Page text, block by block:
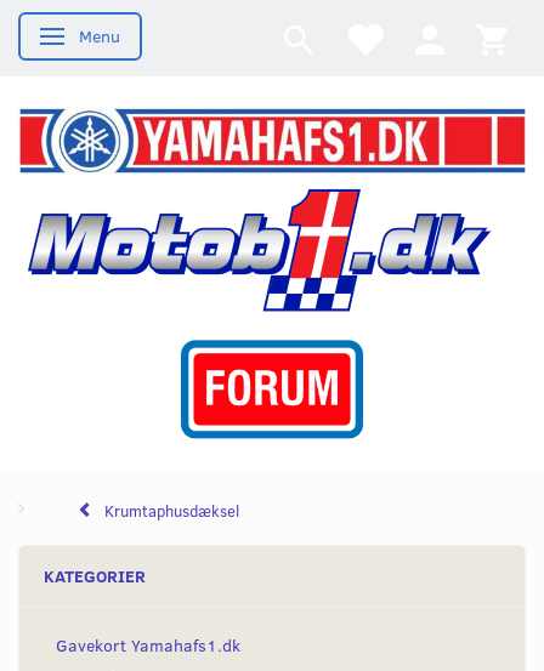
Skifte navigation
Menu
Krumtaphusdæksel
KATEGORIER
Gavekort Yamahafs1.dk